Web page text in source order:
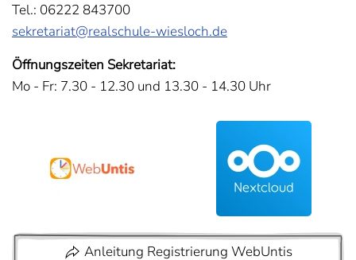
Tel.: 06222 843700
sekretariat@realschule-wiesloch.de
Öffnungszeiten Sekretariat:
Mo - Fr: 7.30 - 12.30 und 13.30 - 14.30 Uhr
Anleitung Registrierung WebUntis